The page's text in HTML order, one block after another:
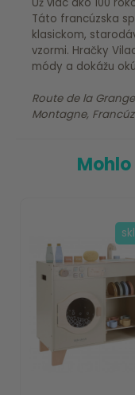
Táto francúzska
klasickom,
vzormi. Hračky
módy a dokážu
Route de la
Montagne,